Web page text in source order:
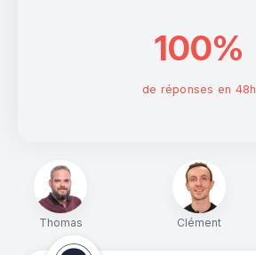
Thomas Clément
100%
de réponses en 48h